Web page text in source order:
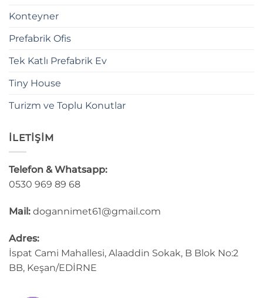
Konteyner
Prefabrik Ofis
Tek Katlı Prefabrik Ev
Tiny House
Turizm ve Toplu Konutlar
İLETİŞİM
Telefon & Whatsapp:
0530 969 89 68
Mail: dogannimet61@gmail.com
Adres:
İspat Cami Mahallesi, Alaaddin Sokak, B Blok No:2
BB, Keşan/EDİRNE